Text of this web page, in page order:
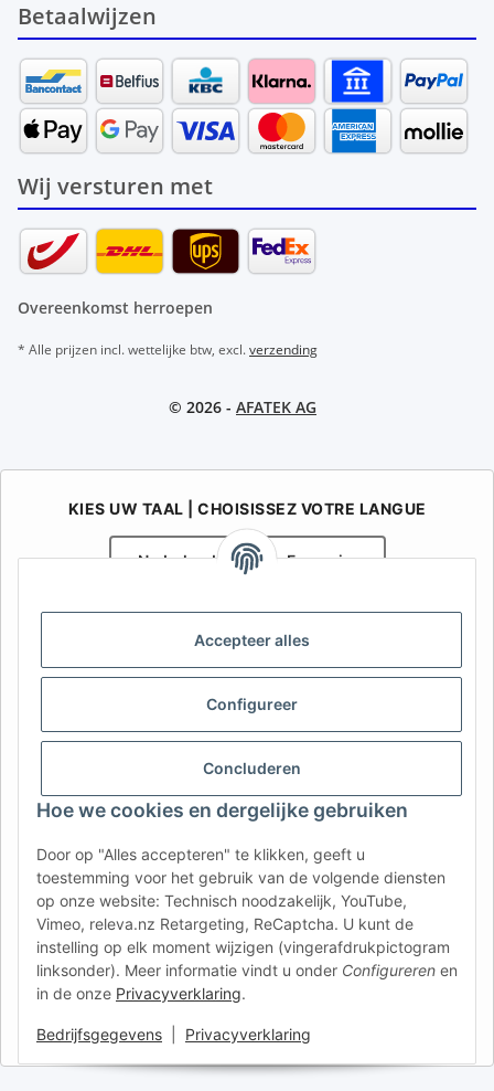
Accepteer alles
Configureer
Concluderen
Hoe we cookies en dergelijke gebruiken
Door op "Alles accepteren" te klikken, geeft u
toestemming voor het gebruik van de volgende diensten
op onze website: Technisch noodzakelijk, YouTube,
Vimeo, releva.nz Retargeting, ReCaptcha. U kunt de
instelling op elk moment wijzigen (vingerafdrukpictogram
linksonder). Meer informatie vindt u onder Configureren en
in de onze Privacyverklaring.
Bedrijfsgegevens Privacyverklaring
Betaalwijzen
Wij versturen met
Overeenkomst herroepen
* Alle prijzen incl. wettelijke btw, excl.verzending
© 2026 - AFATEK AG
KIES UW TAAL | CHOISISSEZ VOTRE LANGUE
Nederlands Français
Uw specialist in onderdelen voor aanhangwagens | Votre
spécialiste en pièces détachées pour remorques
Contact: info@afatek.com
AFATEK INTERNATIONAL – SELECT REGION & LANGUAGE | KIES
CH (DE)
CH (IT) BE (NL) BE (FR)
FR IT ES DK PL
UK NZ USA MX PT
SE FI CZ HU SK